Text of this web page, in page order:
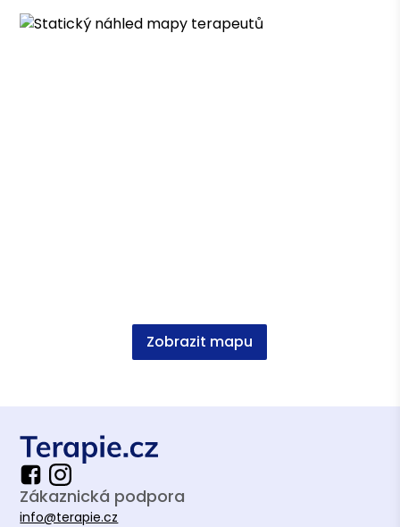
Zobrazit mapu
Zákaznická podpora
info@terapie.cz